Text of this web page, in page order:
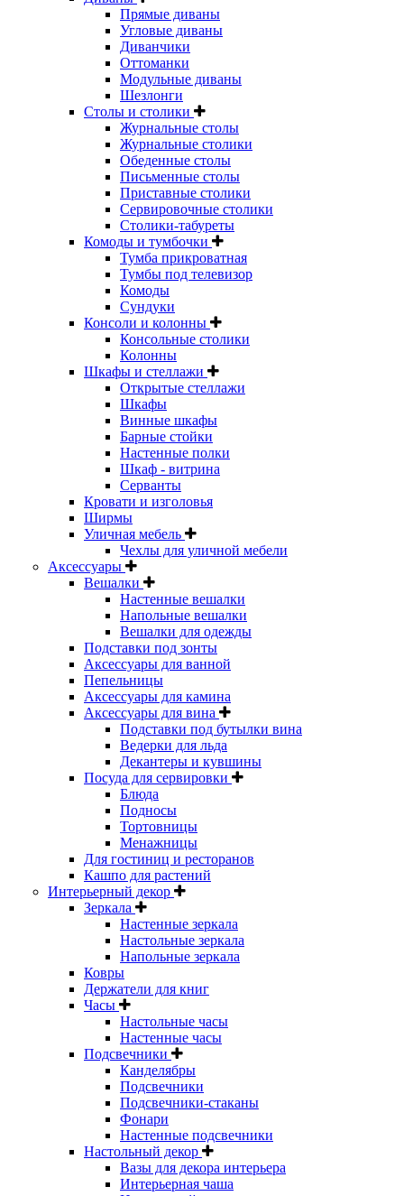
Прямые диваны
Угловые диваны
Диванчики
Оттоманки
Модульные диваны
Шезлонги
Столы и столики
Журнальные столы
Журнальные столики
Обеденные столы
Письменные столы
Приставные столики
Сервировочные столики
Столики-табуреты
Комоды и тумбочки
Тумба прикроватная
Тумбы под телевизор
Комоды
Сундуки
Консоли и колонны
Консольные столики
Колонны
Шкафы и стеллажи
Открытые стеллажи
Шкафы
Винные шкафы
Барные стойки
Настенные полки
Шкаф - витрина
Серванты
Кровати и изголовья
Ширмы
Уличная мебель
Чехлы для уличной мебели
Аксессуары
Вешалки
Настенные вешалки
Напольные вешалки
Вешалки для одежды
Подставки под зонты
Аксессуары для ванной
Пепельницы
Аксессуары для камина
Аксессуары для вина
Подставки под бутылки вина
Ведерки для льда
Декантеры и кувшины
Посуда для сервировки
Блюда
Подносы
Тортовницы
Менажницы
Для гостиниц и ресторанов
Кашпо для растений
Интерьерный декор
Зеркала
Настенные зеркала
Настольные зеркала
Напольные зеркала
Ковры
Держатели для книг
Часы
Настольные часы
Настенные часы
Подсвечники
Канделябры
Подсвечники
Подсвечники-стаканы
Фонари
Настенные подсвечники
Настольный декор
Вазы для декора интерьера
Интерьерная чаша